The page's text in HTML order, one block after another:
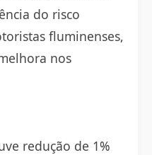
do risco
fluminenses,
nos
redução de 1%